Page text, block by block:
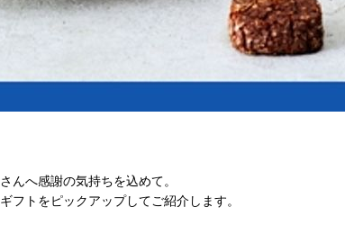
んへ感謝の気持ちを込めて。
フトをピックアップしてご紹介します。